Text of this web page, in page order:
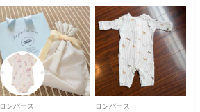
ロンパース ロンパース